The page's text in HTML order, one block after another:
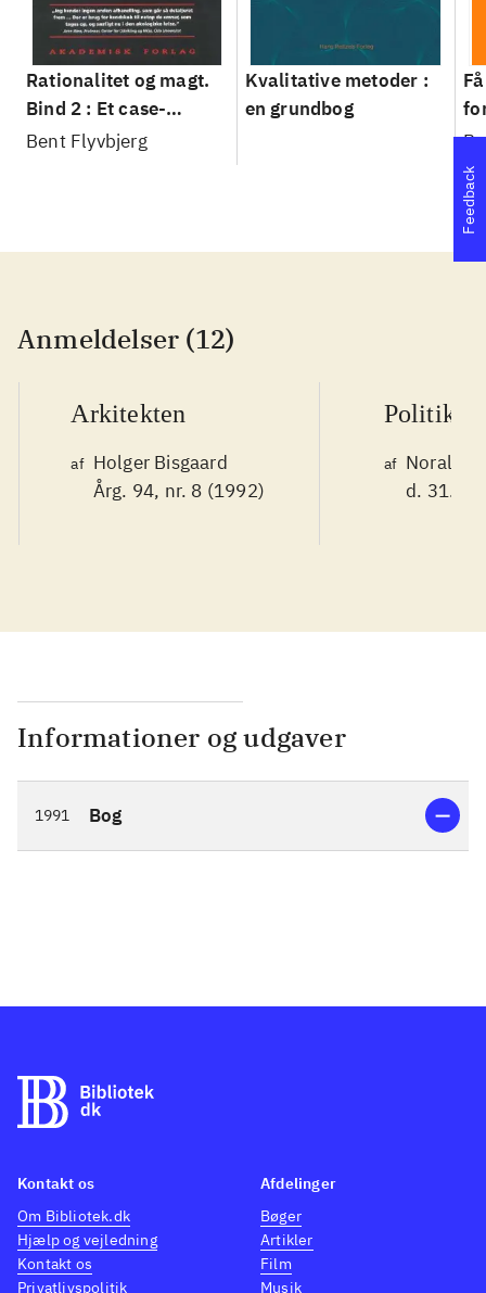
Rationalitet og magt.
Bind 2 : Et case-
baseret studie af
Bent Flyvbjerg
Kvalitative metoder :
en grundbog
Anmeldelser (12)
Arkitekten
af Holger Bisgaard
Årg. 94, nr. 8 (1992)
Politiken
af Noralv
d. 31.
Informationer og udgaver
1991 Bog
Feedback
Kontakt os
Om Bibliotek.dk
Hjælp og vejledning
Kontakt os
Privatlivspolitik
Afdelinger
Bøger
Artikler
Film
Musik